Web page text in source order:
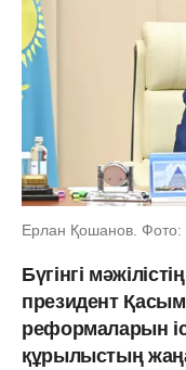
Ерлан Қошанов. Фото:
Бүгінгі
президент
реформаларын
құрылыстың